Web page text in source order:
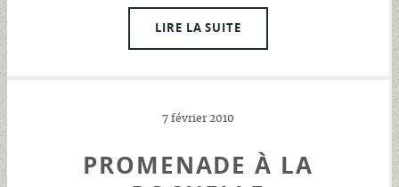
LIRE LA SUITE
7 février 2010
PROMENADE À LA